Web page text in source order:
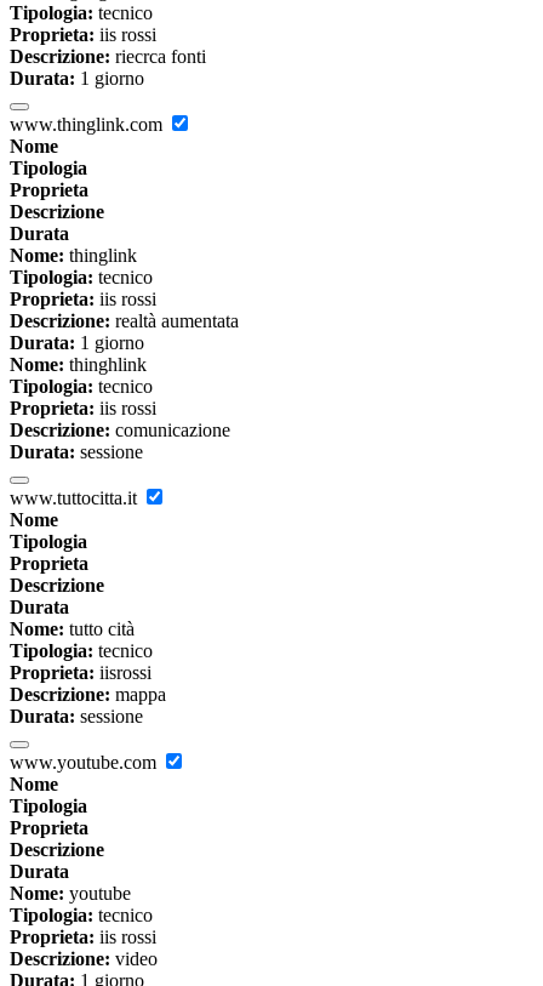
Tipologia: tecnico
Proprieta: iis rossi
Descrizione: riecrca fonti
Durata: 1 giorno
www.thinglink.com
Nome
Tipologia
Proprieta
Descrizione
Durata
Nome: thinglink
Tipologia: tecnico
Proprieta: iis rossi
Descrizione: realtà aumentata
Durata: 1 giorno
Nome: thinghlink
Tipologia: tecnico
Proprieta: iis rossi
Descrizione: comunicazione
Durata: sessione
www.tuttocitta.it
Nome
Tipologia
Proprieta
Descrizione
Durata
Nome: tutto cità
Tipologia: tecnico
Proprieta: iisrossi
Descrizione: mappa
Durata: sessione
www.youtube.com
Nome
Tipologia
Proprieta
Descrizione
Durata
Nome: youtube
Tipologia: tecnico
Proprieta: iis rossi
Descrizione: video
Durata: 1 giorno